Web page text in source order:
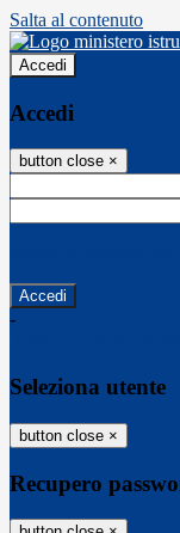
Salta al contenuto
Accedi
Accedi
button close ×
-
Seleziona utente
button close ×
Recupero